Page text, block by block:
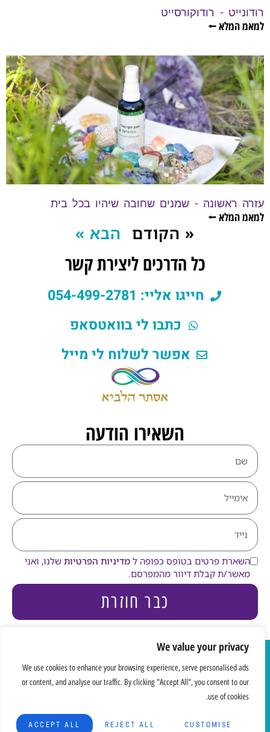
We value your privacy
We use cookies to enhance your browsing experience, serve personalised ads
or content, and analyse our traffic. By clicking "Accept All", you consent to our
use of cookies.
CUSTOMISE
REJECT ALL
ACCEPT ALL
רודונייט – רודוקורסייט
למאמ המלא ⭠
עזרה ראשונה – שמנים שחובה שיהיו בכל בית
למאמ המלא ⭠
« הקודם הבא »
כל הדרכים ליצירת קשר
חייגו אליי: 054-499-2781
כתבו לי בוואטסאפ
אפשר לשלוח לי מייל
השאירו הודעה
השארת פרטים בטופס כפופה ל מדיניות הפרטיות שלנו, ואני
מאשר/ת קבלת דיוור מהמפרסם.
כבר חוזרת
שמורות אסתר
הלביא © 2021
הצהרת נגישות מדיניות פרטיות
hazanstudio.co.ilברודבקר